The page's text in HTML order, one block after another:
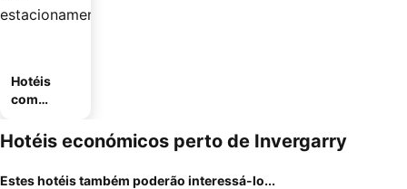
Hotéis
com
mento
Hotéis económicos perto de Invergarry
Estes hotéis também poderão interessá-lo...